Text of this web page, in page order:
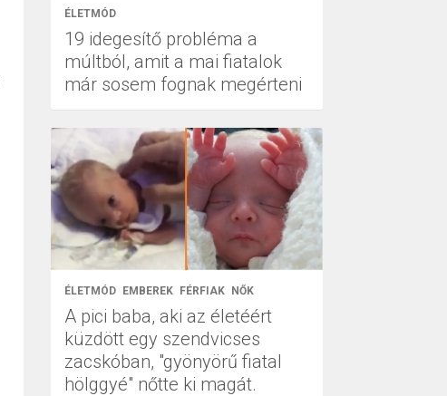
ÉLETMÓD
19 idegesítő probléma a
múltból, amit a mai fiatalok
már sosem fognak megérteni
ÉLETMÓD EMBEREK FÉRFIAK NŐK
A pici baba, aki az életéért
küzdött egy szendvicses
zacskóban, "gyönyörű fiatal
hölggyé" nőtte ki magát.